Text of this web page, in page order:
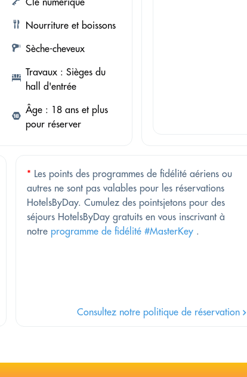
Nourriture et boissons
Sèche-cheveux
Travaux : Sièges du
hall d'entrée
Âge : 18 ans et plus
pour réserver
* Les points des programmes de fidélité aériens ou
autres ne sont pas valables pour les réservations
HotelsByDay. Cumulez des pointsjetons pour des
séjours HotelsByDay gratuits en vous inscrivant à
notre programme de fidélité #MasterKey .
Consultez notre politique de réservation